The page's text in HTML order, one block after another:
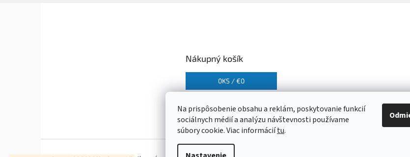
Na prispôsobenie obsahu a reklám, poskytovanie funkcií
sociálnych médií a analýzu návštevnosti používame
súbory cookie. Viac informáciítu.
Nákupný košík
0KS /€0